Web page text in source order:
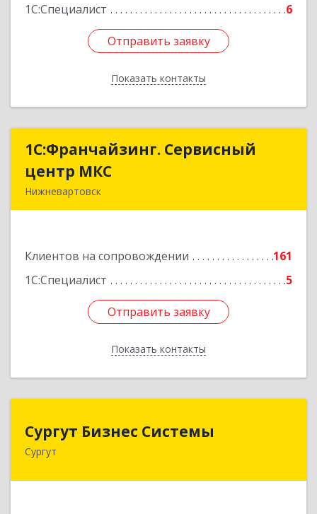
1С:Специалист
6
Отправить заявку
Показать контакты
Отправить заявку
Назад
1С:Франчайзинг. Сервисный
центр МКС
Нижневартовск
Клиентов на сопровождении
161
1С:Специалист
5
Отправить заявку
Показать контакты
1С:Франчайзинг. Сервисный
Подробнее
Отправить заявку
Назад
Сургут Бизнес Системы
Сургут
628406, Ханты-Мансийский Автономный округ